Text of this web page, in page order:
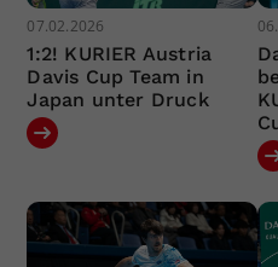
07.02.2026
1:2! KURIER Austria
Davis Cup Team in
Japan unter Druck